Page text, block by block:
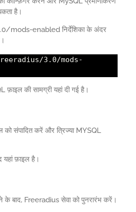
है।
enabled निर्देशिका के अंदर
3.0/mods-
फ़ाइल की सामग्री यहां दी गई है।
को संपादित करें और त्रिज्या MYSQL
यहां फ़ाइल है।
के बाद, Freeradius सेवा को पुनरारंभ करें।